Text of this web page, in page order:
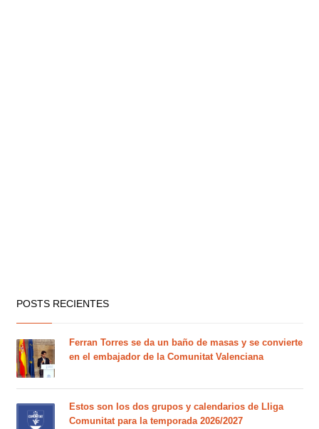
POSTS RECIENTES
Ferran Torres se da un baño de masas y se convierte
en el embajador de la Comunitat Valenciana
Estos son los dos grupos y calendarios de Lliga
Comunitat para la temporada 2026/2027